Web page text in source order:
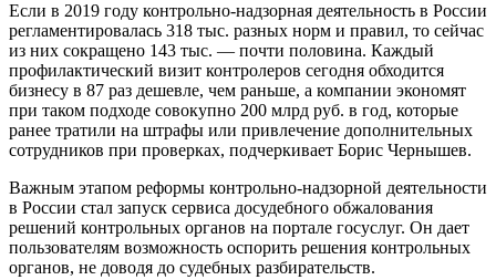
Если в 2019 году контрольно-надзорная деятельность в России
регламентировалась 318 тыс. разных норм и правил, то сейчас
из них сокращено 143 тыс. — почти половина. Каждый
профилактический визит контролеров сегодня обходится
бизнесу в 87 раз дешевле, чем раньше, а компании экономят
при таком подходе совокупно 200 млрд руб. в год, которые
ранее тратили на штрафы или привлечение дополнительных
сотрудников при проверках, подчеркивает Борис Чернышев.
Важным этапом реформы контрольно-надзорной деятельности
в России стал запуск сервиса досудебного обжалования
решений контрольных органов на портале госуслуг. Он дает
пользователям возможность оспорить решения контрольных
органов, не доводя до судебных разбирательств.